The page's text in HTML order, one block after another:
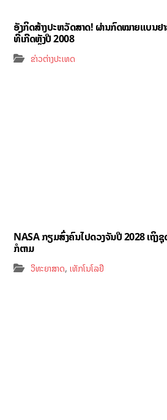
ອັງກິດສ້າງປະຫວັດສາດ! ຜ່ານກົດໝາຍແບນ
ທີ່ເກີດຫຼັງປີ 2008
ຂ່າວຕ່າງປະເທດ
NASA ກຽມສົ່ງຄົນໄປດວງຈັນປີ 2028 ເຖິງຊຸ
ກໍຕາມ
ວິທະຍາສາດ,ເທັກໂນໂລຢີ